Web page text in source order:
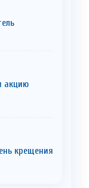
акцию
крещения